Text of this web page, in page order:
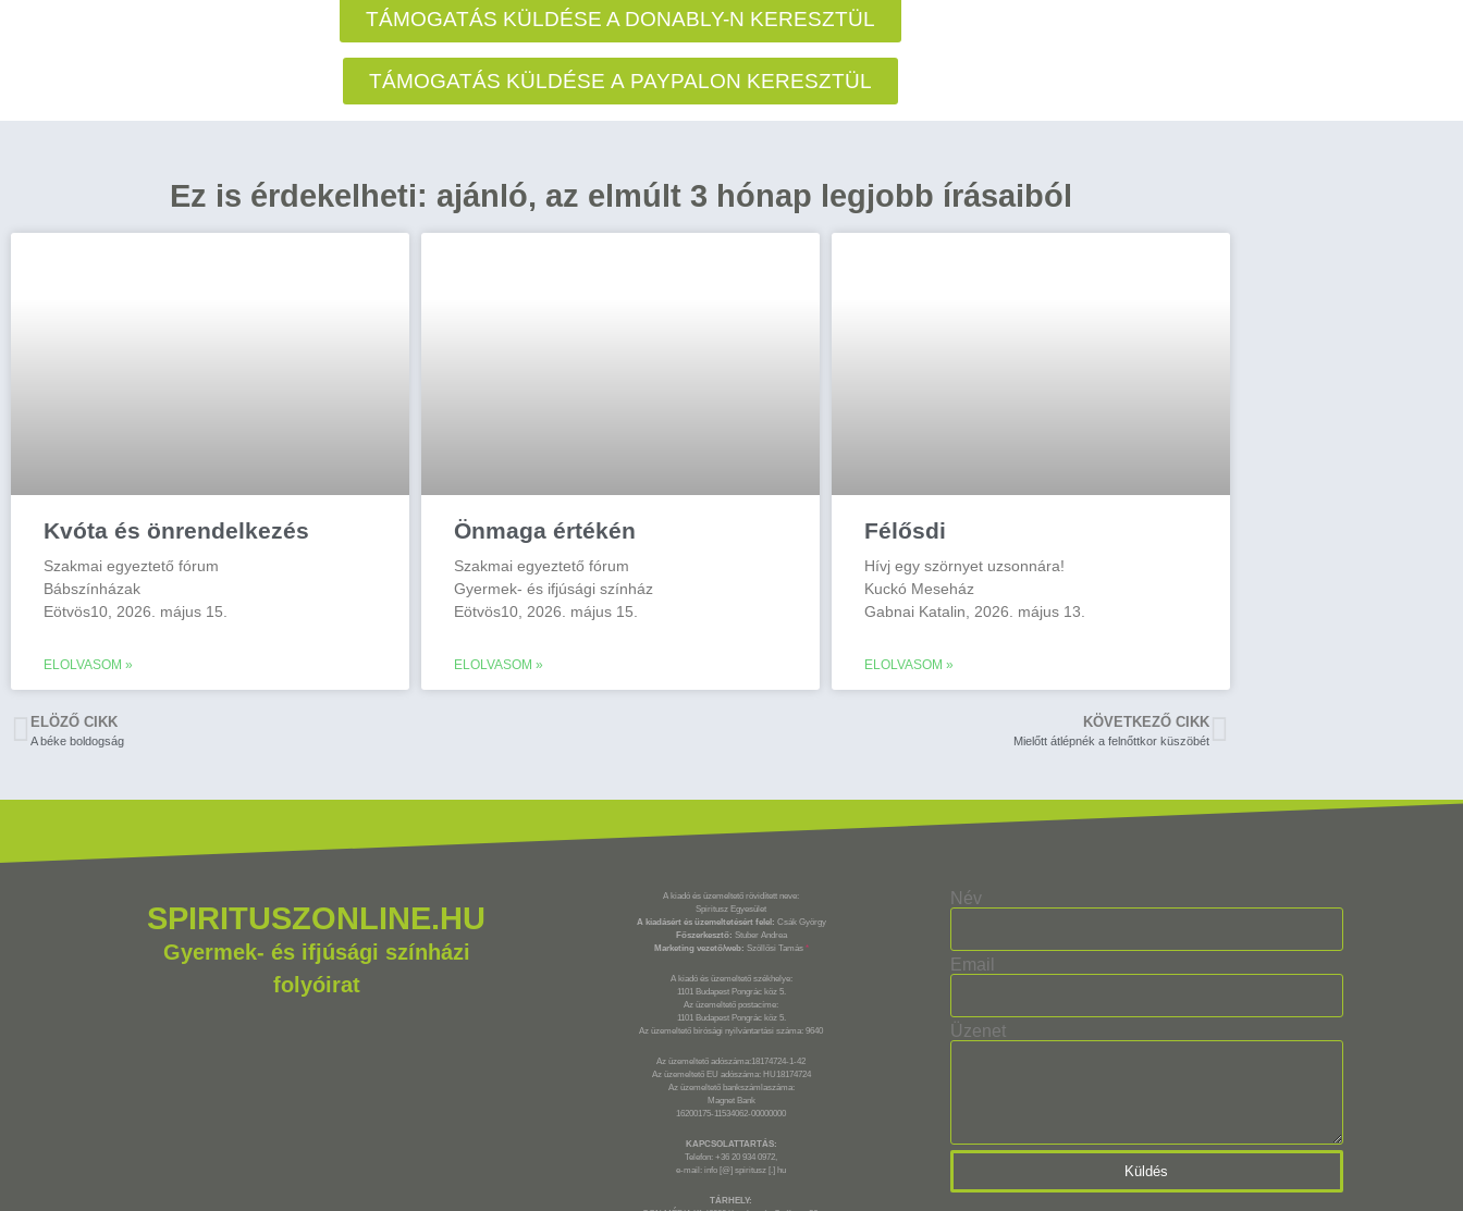
TÁMOGATÁS KÜLDÉSE A DONABLY-N KERESZTÜL
TÁMOGATÁS KÜLDÉSE A PAYPALON KERESZTÜL
Ez is érdekelheti: ajánló, az elmúlt 3 hónap legjobb írásaiból
Kvóta és önrendelkezés
Szakmai egyeztető fórum
Bábszínházak
Eötvös10, 2026. május 15.
ELOLVASOM »
Önmaga értékén
Szakmai egyeztető fórum
Gyermek- és ifjúsági színház
Eötvös10, 2026. május 15.
ELOLVASOM »
Félősdi
Hívj egy szörnyet uzsonnára!
Kuckó Meseház
Gabnai Katalin, 2026. május 13.
ELOLVASOM »
ELÖZŐ CIKK
A béke boldogság
KÖVETKEZŐ CIKK
Mielőtt átlépnék a felnőttkor küszöbét
SPIRITUSZONLINE.HU
Gyermek- és ifjúsági színházi
folyóirat
A kiadó és üzemeltető rövidített neve:
Spiritusz Egyesület
A kiadásért és üzemeltetésért felel: Csák György
Főszerkesztő: Stuber Andrea
Marketing vezető/web: Szöllősi Tamás *
A kiadó és üzemeltető székhelye:
1101 Budapest Pongrác köz 5.
Az üzemeltető postacíme:
1101 Budapest Pongrác köz 5.
Az üzemeltető bírósági nyilvántartási száma: 9640
Az üzemeltető adószáma:18174724-1-42
Az üzemeltető EU adószáma: HU18174724
Az üzemeltető bankszámlaszáma:
Magnet Bank
16200175-11534062-00000000
KAPCSOLATTARTÁS:
Telefon: +36 20 934 0972,
e-mail: info [@] spiritusz [.] hu
TÁRHELY:
Név
Email
Üzenet
Küldés